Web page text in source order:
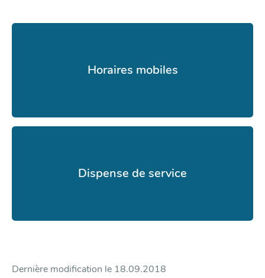
Horaires mobiles
Dispense de service
Dernière modification le 18.09.2018